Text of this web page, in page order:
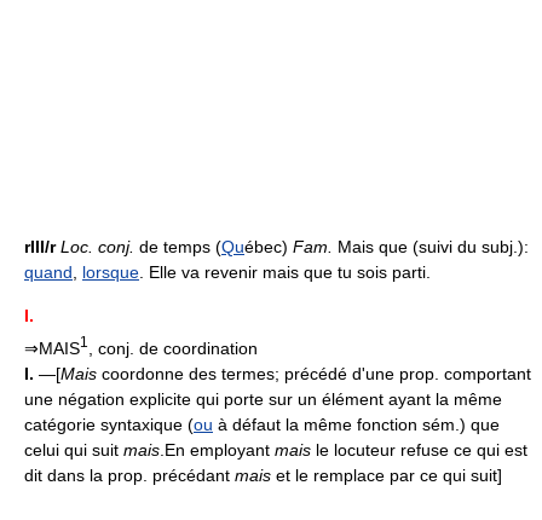
rIII/r Loc. conj. de temps (Québec) Fam. Mais que (suivi du subj.):
quand, lorsque. Elle va revenir mais que tu sois parti.
I.
⇒MAIS1
, conj. de coordination
I. —[Mais coordonne des termes; précédé d'une prop. comportant
une négation explicite qui porte sur un élément ayant la même
catégorie syntaxique (ou à défaut la même fonction sém.) que
celui qui suit mais En employant mais le locuteur refuse ce qui est
dit dans la prop. précédant mais et le remplace par ce qui suit]